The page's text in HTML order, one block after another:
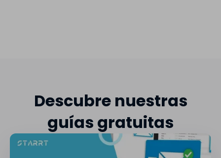
Descubre nuestras
guías gratuitas